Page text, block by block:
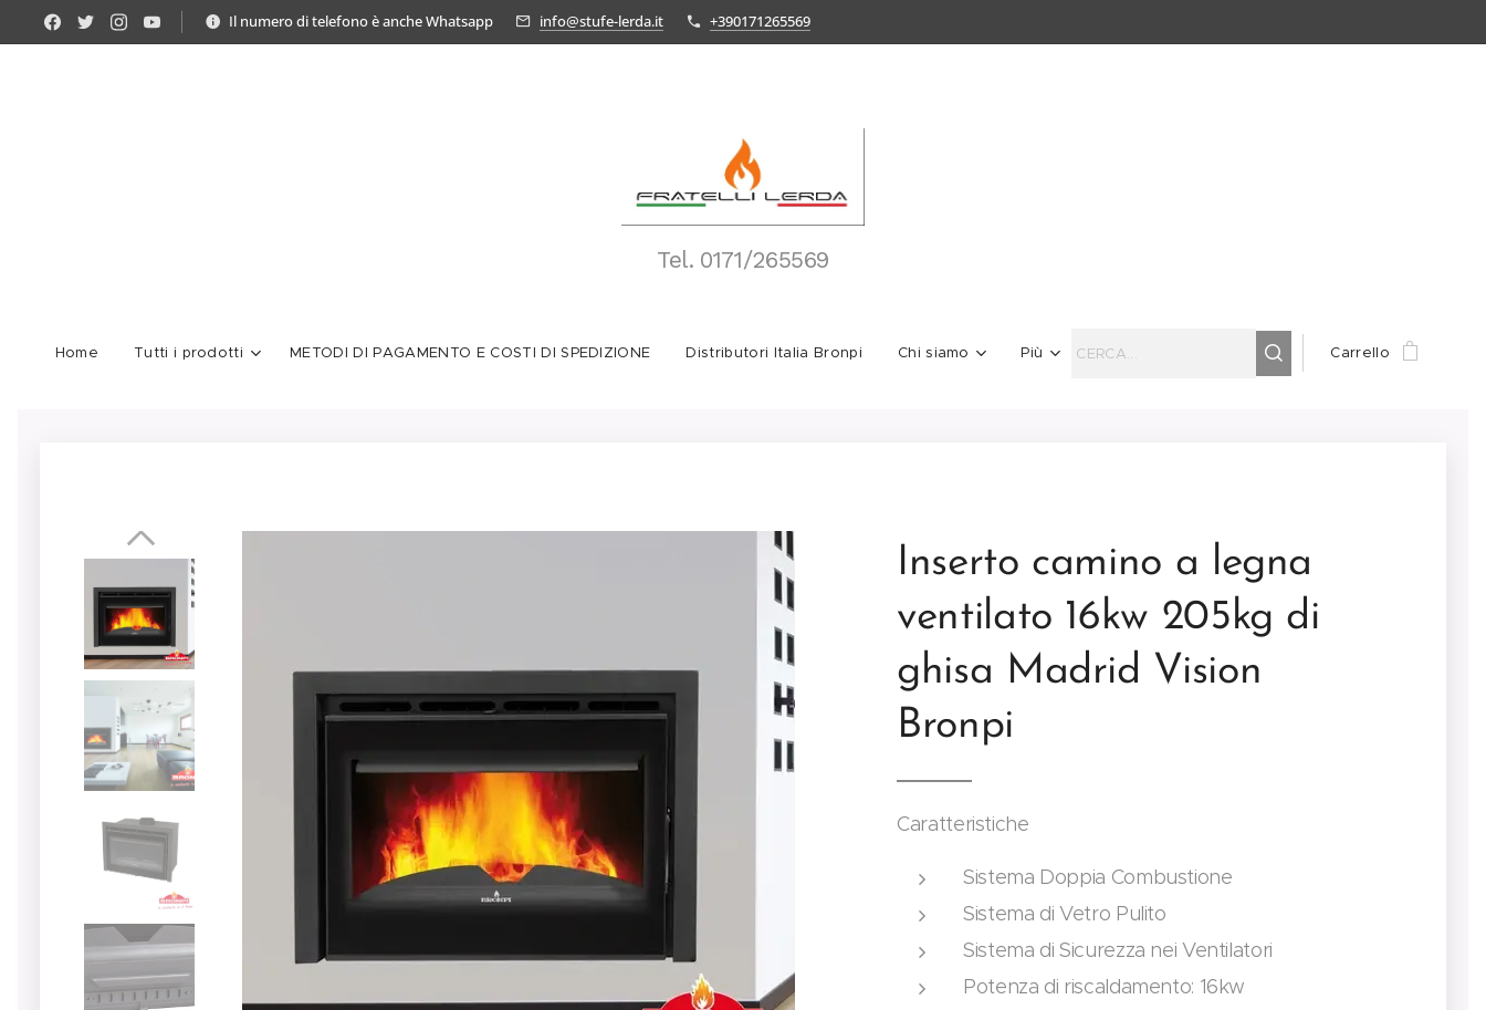
Il numero di telefono è anche Whatsapp info@stufe-lerda.it +390171265569
Tel. 0171/265569
Home Tutti i prodotti METODI DI PAGAMENTO E COSTI DI SPEDIZIONE Distributori Italia Bronpi Chi siamo Più Carrello
Inserto camino a legna
ventilato 16kw 205kg di
ghisa Madrid Vision
Bronpi
Caratteristiche
Sistema Doppia Combustione
Sistema di Vetro Pulito
Sistema di Sicurezza nei Ventilatori
Potenza di riscaldamento: 16kw